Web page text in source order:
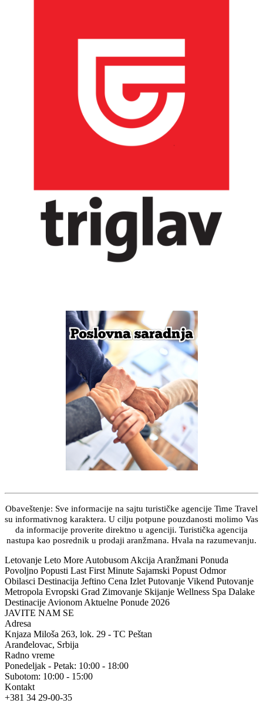
Obaveštenje: Sve informacije na sajtu turističke agencije Time Travel
su informativnog karaktera. U cilju potpune pouzdanosti molimo Vas
da informacije proverite direktno u agenciji. Turistička agencija
nastupa kao posrednik u prodaji aranžmana. Hvala na razumevanju.
Letovanje Leto More Autobusom Akcija Aranžmani Ponuda
Povoljno Popusti Last First Minute Sajamski Popust Odmor
Obilasci Destinacija Jeftino Cena Izlet Putovanje Vikend Putovanje
Metropola Evropski Grad Zimovanje Skijanje Wellness Spa Dalake
Destinacije Avionom Aktuelne Ponude 2026
JAVITE NAM SE
Adresa
Knjaza Miloša 263, lok. 29 - TC Peštan
Aranđelovac, Srbija
Radno vreme
Ponedeljak - Petak: 10:00 - 18:00
Subotom: 10:00 - 15:00
Kontakt
+381 34 29-00-35